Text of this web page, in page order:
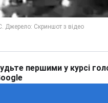
першими у курсі